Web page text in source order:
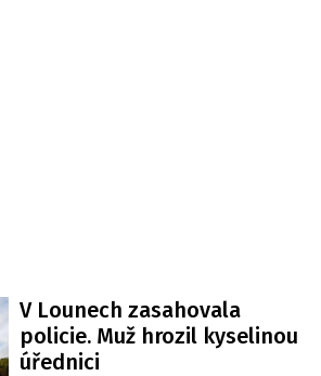
V Lounech zasahovala
policie. Muž hrozil kyselinou
úřednici